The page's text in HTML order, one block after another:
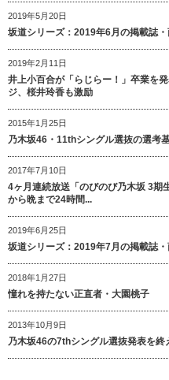
2019年5月20日
坂道シリーズ：2019年6月の掲載誌・
2019年2月11日
井上小百合が「らじらー！」卒業を
ジ、桜井玲香も激励
2015年1月25日
乃木坂46・11thシングル選抜の選考
2017年7月10日
4ヶ月連続放送「のびのび乃木坂 3
から晩まで24時間...
2019年6月25日
坂道シリーズ：2019年7月の掲載誌・
2018年1月27日
憧れを持たない正直者・大園桃子
2013年10月9日
乃木坂46の7thシングル選抜発表を終